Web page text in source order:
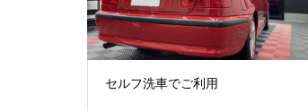
セルフ洗車でご利用